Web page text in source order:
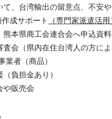
て、台湾輸出の留意点、不安
成サポート
（専門家派遣活
熊本県商工会連合会へ申込資
査会（県内在住台湾人の方に
者（商品）
負担金あり）
や販売会